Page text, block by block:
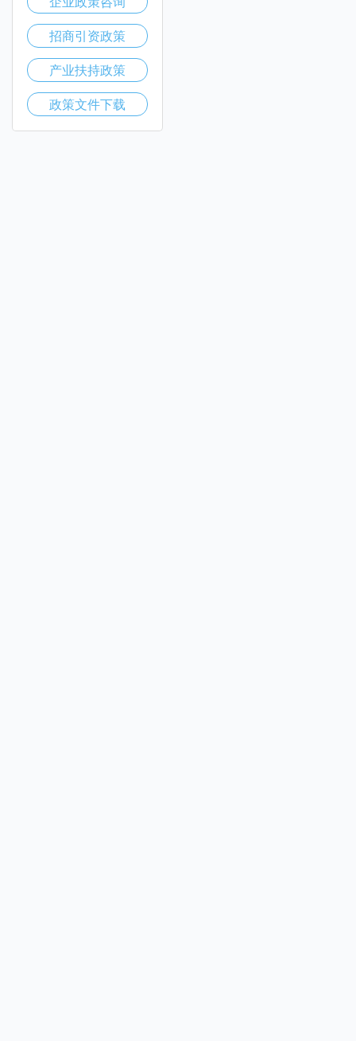
招商引资政策
产业扶持政策
政策文件下载